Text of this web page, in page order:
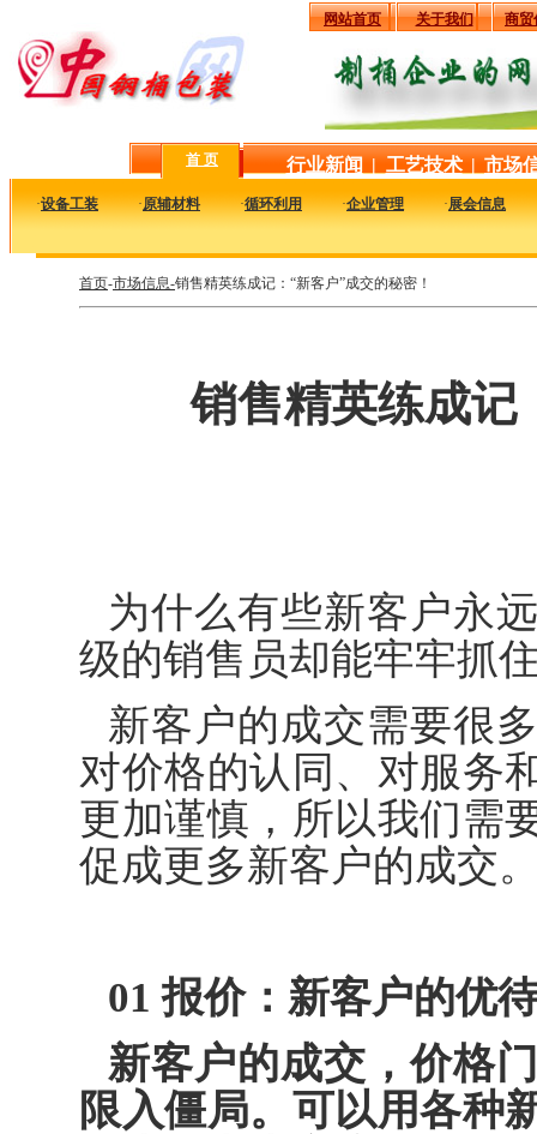
网站首页 关于我们 商贸
首 页 行业新闻 | 工艺技术 | 市场
·设备工装 ·原辅材料 ·循环利用 ·企业管理 ·展会信息
首页-市场信息-销售精英练成记：“新客户”成交的秘密！
销售精英练成记
为什么有些新客户永
级的销售员却能牢牢抓
新客户的成交需要很
对价格的认同、对服务
更加谨慎，所以我们需
促成更多新客户的成交
01报价：新客户的优
新客户的成交，价格
限入僵局。可以用各种